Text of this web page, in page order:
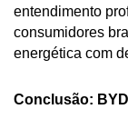
entendimento
consumidores
energética com
Conclusão: